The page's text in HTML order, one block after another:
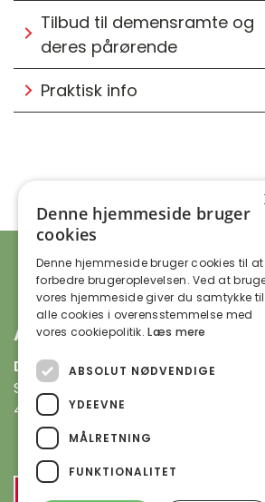
Tilbud til demensramte og
deres pårørende
Praktisk info
Adresse
DOF Sandvig Folkeoplysning
Sandevej 3, Sandvig
4735 Mern
Dansk
Denne hjemmeside bruger
cookies
Denne hjemmeside bruger cookies til at
forbedre brugeroplevelsen. Ved at
vores hjemmeside giver du samtykke til
alle cookies i overensstemmelse med
vores cookiepolitik.Læs mere
ABSOLUT NØDVENDIGE
YDEEVNE
MÅLRETNING
FUNKTIONALITET